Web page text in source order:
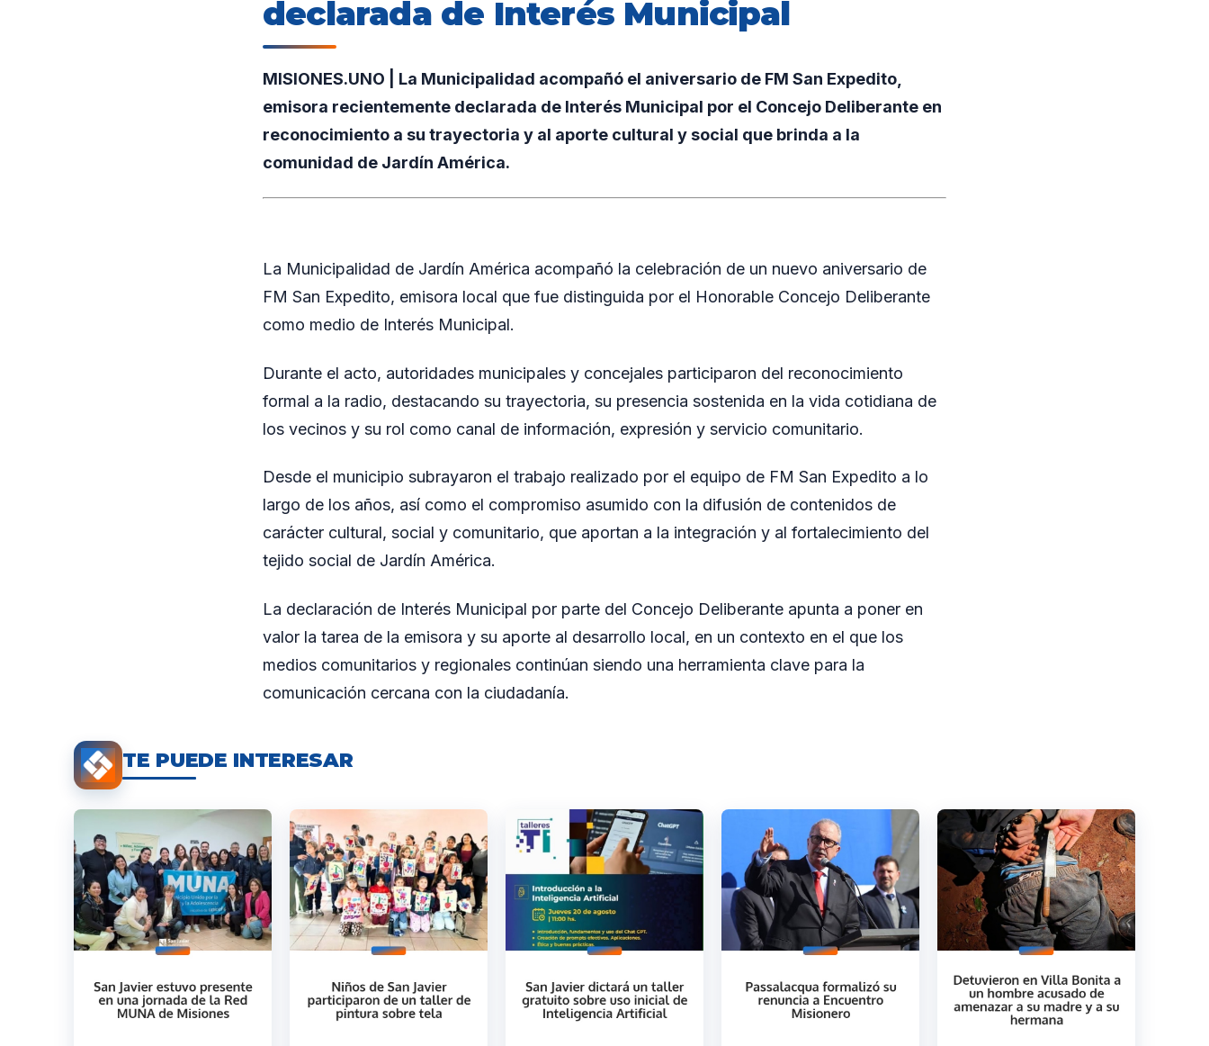
declarada de Interés Municipal
MISIONES.UNO | La Municipalidad acompañó el aniversario de FM San Expedito,
emisora recientemente declarada de Interés Municipal por el Concejo Deliberante en
reconocimiento a su trayectoria y al aporte cultural y social que brinda a la
comunidad de Jardín América.
La Municipalidad de Jardín América acompañó la celebración de un nuevo aniversario de
FM San Expedito, emisora local que fue distinguida por el Honorable Concejo Deliberante
como medio de Interés Municipal.
Durante el acto, autoridades municipales y concejales participaron del reconocimiento
formal a la radio, destacando su trayectoria, su presencia sostenida en la vida cotidiana de
los vecinos y su rol como canal de información, expresión y servicio comunitario.
Desde el municipio subrayaron el trabajo realizado por el equipo de FM San Expedito a lo
largo de los años, así como el compromiso asumido con la difusión de contenidos de
carácter cultural, social y comunitario, que aportan a la integración y al fortalecimiento del
tejido social de Jardín América.
La declaración de Interés Municipal por parte del Concejo Deliberante apunta a poner en
valor la tarea de la emisora y su aporte al desarrollo local, en un contexto en el que los
medios comunitarios y regionales continúan siendo una herramienta clave para la
comunicación cercana con la ciudadanía.
TE PUEDE INTERESAR